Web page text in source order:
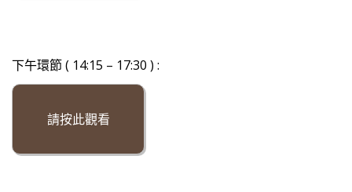
下午環節 ( 14:15 – 17:30 ) :
請按此觀看